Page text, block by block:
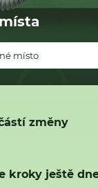
místo
změny
kroky ještě